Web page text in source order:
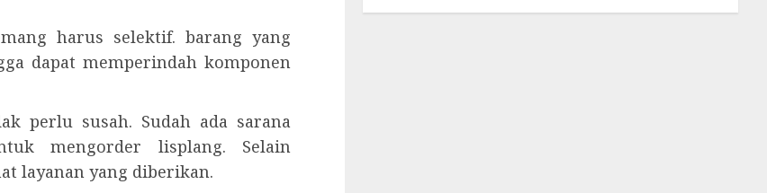
harus selektif. barang yang
dapat memperindah komponen
perlu susah. Sudah ada sarana
mengorder lisplang. Selain
layanan yang diberikan.